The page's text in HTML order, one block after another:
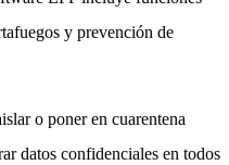
y prevención de
o poner en cuarentena
datos confidenciales en todos